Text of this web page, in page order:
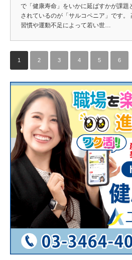
で「健康寿命」をいかに延ばすかが課題
されているのが「サルコペニア」です。
習慣や運動不足によって若い世…
1 2 3 4 5 6